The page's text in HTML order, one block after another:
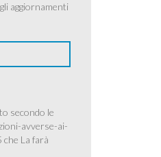
aggiornamenti
secondo le
avverse-ai-
La farà